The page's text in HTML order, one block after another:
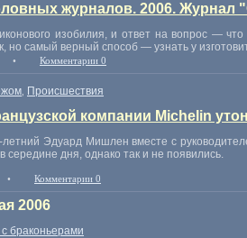
журналов. 2006. Журнал
изобилия, и ответ на вопрос —
но самый верный способ — узнать у
• Комментарии 0
Происшествия
компании Michelin
Эдуард Мишлен вместе с
середине дня, однако так и не появились.
• Комментарии 0
2006
браконьерами